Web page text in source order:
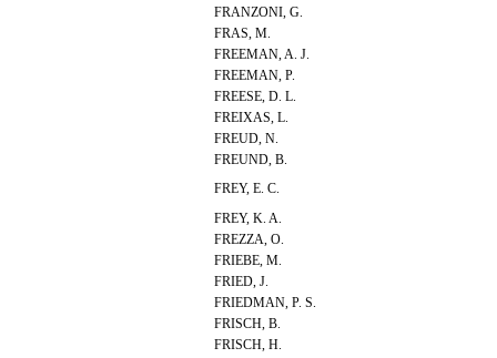
FRANZONI, G.
FRAS, M.
FREEMAN, A. J.
FREEMAN, P.
FREESE, D. L.
FREIXAS, L.
FREUD, N.
FREUND, B.
FREY, E. C.
FREY, K. A.
FREZZA, O.
FRIEBE, M.
FRIED, J.
FRIEDMAN, P. S.
FRISCH, B.
FRISCH, H.